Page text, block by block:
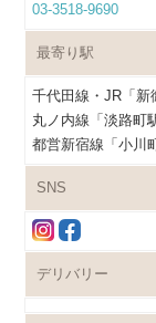
03-3518-9690
最寄り駅
千代田線・JR「新
丸ノ内線「淡路町
都営新宿線「小川
SNS
デリバリー